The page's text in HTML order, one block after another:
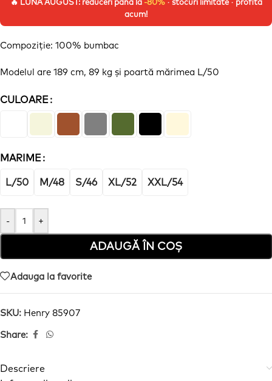
acum!
Compoziție: 100% bumbac
Modelul are 189 cm, 89 kg și poartă mărimea L/50
CULOARE
MARIME
L/50 M/48 S/46 XL/52 XXL/54
- +
ADAUGĂ ÎN COȘ
Adauga la favorite
SKU: Henry 85907
Share:
Descriere